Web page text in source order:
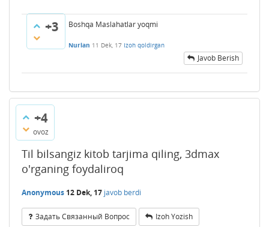
+3 Boshqa Maslahatlar yoqmi
Nurlan 11 Dek, 17 Izoh qoldirgan
Javob Berish
+4
ovoz
Til bilsangiz kitob tarjima qiling, 3dmax
o'rganing foydaliroq
Anonymous 12 Dek, 17 javob berdi
Задать Связанный Вопрос Izoh Yozish